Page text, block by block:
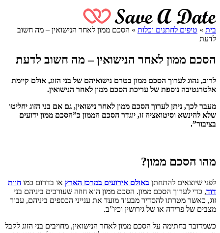
בית » טיפים לחתנים וכלות » הסכם ממון לאחר הנישואין – מה חשוב
לדעת
הסכם ממון לאחר הנישואין – מה חשוב לדעת
לרוב, נהוג לערוך הסכם ממון בטרם נישואיהם של בני הזוג, אולם קיימת
אלטרנטיבה נוספת של עריכת הסכם ממון לאחר הנישואין.
מעבר לכך, ניתן לערוך הסכם ממון לאחר נישואין, גם אם בני הזוג יחליטו
שלא להינשא וסיטואציה זו, יוגדר הסכם הממון כ”הסכם ממון ידועים
בציבור”.
מהו הסכם ממון?
לפני שיוצאים להתחתן באולם אירועים במרכז הארץ או בדרום כמו חוות
דוד, כדי לערוך הסכם ממון. הסכם ממון הוא חוזה שעורכים ביניהם בני
זוג, כאשר מטרתו להסדיר מבעוד מועד את ענייני הכספים ביניהם, עבור
מצבים של פרידה או של גירושין וכיו”ב.
כשמדובר בחתימה על הסכם ממון לאחר הנישואין, מחויבים בני הזוג לקבל